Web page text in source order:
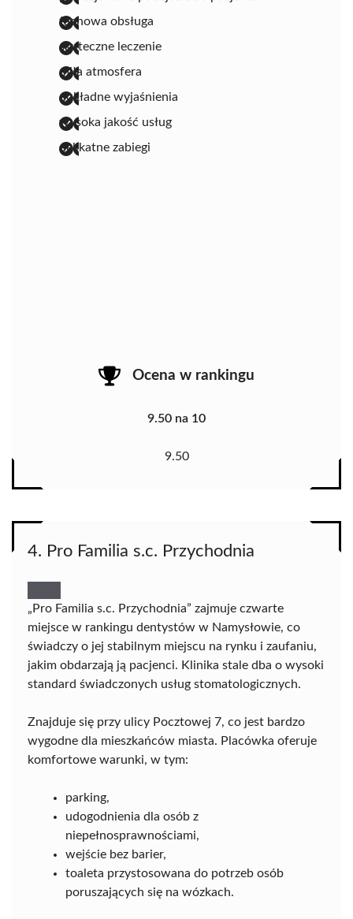
fachowa obsługa
skuteczne leczenie
miła atmosfera
dokładne wyjaśnienia
wysoka jakość usług
delikatne zabiegi
Ocena w rankingu
9.50 na 10
9.50
4. Pro Familia s.c. Przychodnia
„Pro Familia s.c. Przychodnia” zajmuje czwarte
miejsce w rankingu dentystów w Namysłowie, co
świadczy o jej stabilnym miejscu na rynku i zaufaniu,
jakim obdarzają ją pacjenci. Klinika stale dba o wysoki
standard świadczonych usług stomatologicznych.
Znajduje się przy ulicy Pocztowej 7, co jest bardzo
wygodne dla mieszkańców miasta. Placówka oferuje
komfortowe warunki, w tym:
parking,
udogodnienia dla osób z
niepełnosprawnościami,
wejście bez barier,
toaleta przystosowana do potrzeb osób
poruszających się na wózkach.